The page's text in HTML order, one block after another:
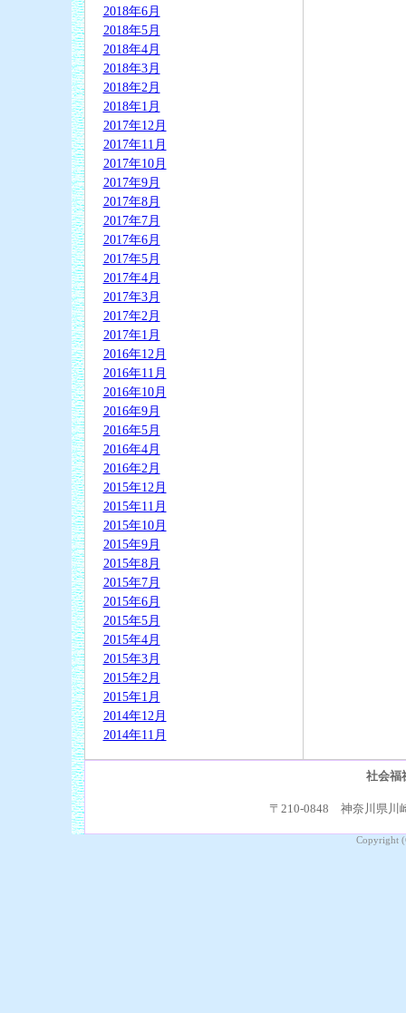
2018年6月
2018年5月
2018年4月
2018年3月
2018年2月
2018年1月
2017年12月
2017年11月
2017年10月
2017年9月
2017年8月
2017年7月
2017年6月
2017年5月
2017年4月
2017年3月
2017年2月
2017年1月
2016年12月
2016年11月
2016年10月
2016年9月
2016年5月
2016年4月
2016年2月
2015年12月
2015年11月
2015年10月
2015年9月
2015年8月
2015年7月
2015年6月
2015年5月
2015年4月
2015年3月
2015年2月
2015年1月
2014年12月
2014年11月
社会福
〒210-0848 神奈川県川
Copyright